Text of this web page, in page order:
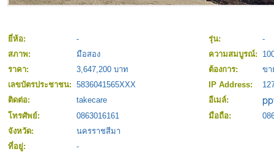
ยี่ห้อ: - รุ่น:
-
สภาพ:
มือสอง ความสมบูรณ์:
ราคา:
3,647,200 บาท ต้องการ:
ขา
เลขบัตรประชาชน: 5836041565XXX IP Address:
ติดต่อ:
takecare
อีเมล์:
โทรศัพย์:
0863016161 มือถือ:
จังหวัด:
นครราชสีมา
ที่อยู่:
-